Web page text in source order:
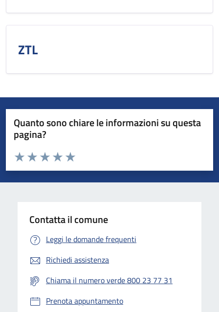
ZTL
Quanto sono chiare le informazioni su questa
pagina?
Valuta da 1 a 5 stelle la pagina
Valuta 5 stelle su 5
Valuta 4 stelle su 5
Valuta 3 stelle su 5
Valuta 2 stelle su 5
Valuta 1 stelle su 5
Contatta il comune
Leggi le domande frequenti
Richiedi assistenza
Chiama il numero verde 800 23 77 31
Prenota appuntamento